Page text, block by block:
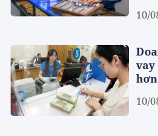
10/
10/